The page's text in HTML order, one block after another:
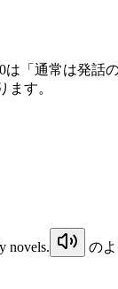
「通常は発話
す。
novels.
の